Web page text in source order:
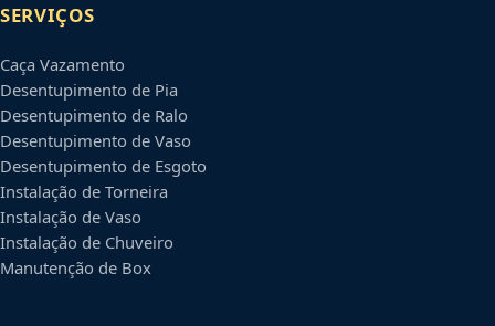
SERVIÇOS
Caça Vazamento
Desentupimento de Pia
Desentupimento de Ralo
Desentupimento de Vaso
Desentupimento de Esgoto
Instalação de Torneira
Instalação de Vaso
Instalação de Chuveiro
Manutenção de Box